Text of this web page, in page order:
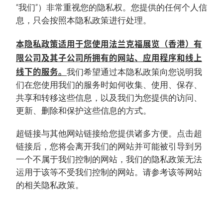
“我们”）非常重视您的隐私权。您提供的任何个人信
息，只会按照本隐私政策进行处理。
本隐私政策适用于您使用法兰克福展览（香港）有
限公司及其子公司所拥有的网站、应用程序和线上
线下的服务。 我们希望通过本隐私政策向您说明我
们在您使用我们的服务时如何收集、使用、保存、
共享和转移这些信息，以及我们为您提供的访问、
更新、删除和保护这些信息的方式。
超链接与其他网站链接给您提供诸多方便。点击超
链接后，您将会离开我们的网站并可能被引导到另
一个不属于我们控制的网站，我们的隐私政策无法
运用于该等不受我们控制的网站。请参考该等网站
的相关隐私政策。